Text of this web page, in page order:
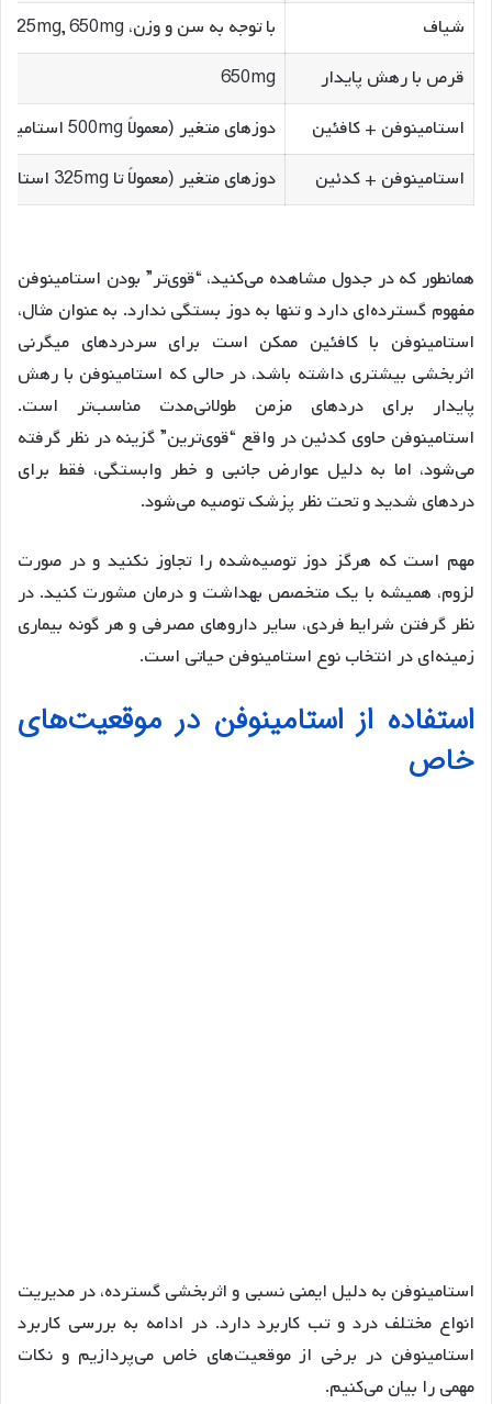
شیاف
با توجه به سن و وزن، 125mg, 325mg, 650mg
قرص با رهش پایدار
650mg
استامینوفن + کافئین
دوزهای متغیر (معمولاً 500mg استامینوفن)
استامینوفن + کدئین
دوزهای متغیر (معمولاً تا 325mg استامینوفن + 30mg کدئین)
همانطور که در جدول مشاهده می‌کنید، “قوی‌تر” بودن استامینوفن
مفهوم گسترده‌ای دارد و تنها به دوز بستگی ندارد. به عنوان مثال،
استامینوفن با کافئین ممکن است برای سردردهای میگرنی
اثربخشی بیشتری داشته باشد، در حالی که استامینوفن با رهش
پایدار برای دردهای مزمن طولانی‌مدت مناسب‌تر است.
استامینوفن حاوی کدئین در واقع “قوی‌ترین” گزینه در نظر گرفته
می‌شود، اما به دلیل عوارض جانبی و خطر وابستگی، فقط برای
دردهای شدید و تحت نظر پزشک توصیه می‌شود.
مهم است که هرگز دوز توصیه‌شده را تجاوز نکنید و در صورت
لزوم، همیشه با یک متخصص بهداشت و درمان مشورت کنید. در
نظر گرفتن شرایط فردی، سایر داروهای مصرفی و هر گونه بیماری
زمینه‌ای در انتخاب نوع استامینوفن حیاتی است.
استفاده از استامینوفن در موقعیت‌های
خاص
استامینوفن به دلیل ایمنی نسبی و اثربخشی گسترده، در مدیریت
انواع مختلف درد و تب کاربرد دارد. در ادامه به بررسی کاربرد
استامینوفن در برخی از موقعیت‌های خاص می‌پردازیم و نکات
مهمی را بیان می‌کنیم.